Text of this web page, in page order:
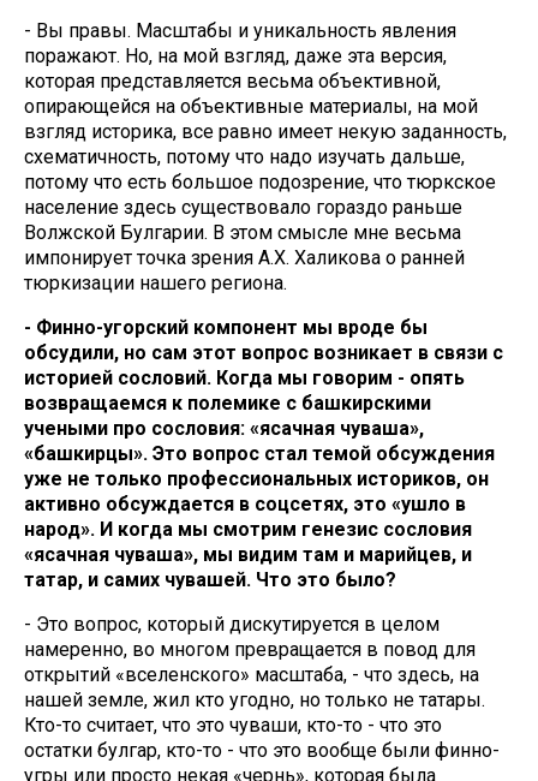
- Вы правы. Масштабы и уникальность явления
поражают. Но, на мой взгляд, даже эта версия,
которая представляется весьма объективной,
опирающейся на объективные материалы, на мой
взгляд историка, все равно имеет некую заданность,
схематичность, потому что надо изучать дальше,
потому что есть большое подозрение, что тюркское
население здесь существовало гораздо раньше
Волжской Булгарии. В этом смысле мне весьма
импонирует точка зрения А.Х. Халикова о ранней
тюркизации нашего региона.
- Финно-угорский компонент мы вроде бы
обсудили, но сам этот вопрос возникает в связи с
историей сословий. Когда мы говорим - опять
возвращаемся к полемике с башкирскими
учеными про сословия: «ясачная чуваша»,
«башкирцы». Это вопрос стал темой обсуждения
уже не только профессиональных историков, он
активно обсуждается в соцсетях, это «ушло в
народ». И когда мы смотрим генезис сословия
«ясачная чуваша», мы видим там и марийцев, и
татар, и самих чувашей. Что это было?
- Это вопрос, который дискутируется в целом
намеренно, во многом превращается в повод для
открытий «вселенского» масштаба, - что здесь, на
нашей земле, жил кто угодно, но только не татары.
Кто-то считает, что это чуваши, кто-то - что это
остатки булгар, кто-то - что это вообще были финно-
угры или просто некая «чернь», которая была